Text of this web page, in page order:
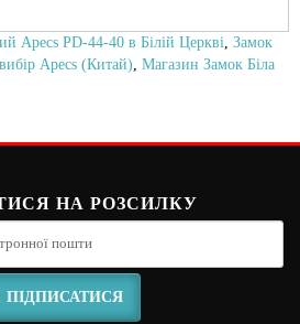
Apecs PD-44-40 в Білій Церкві Замок
Apecs (Китай) Магазин Замок Біла
НА РОЗСИЛКУ
ПІДПИСАТИСЯ